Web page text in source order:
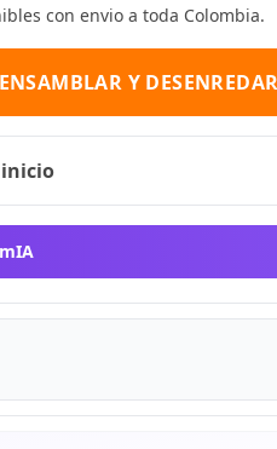
con envio a toda Colombia.
Y